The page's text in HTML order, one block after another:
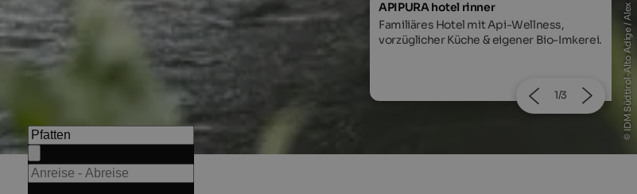
APIPURA hotel rinner
Familiäres Hotel mit Api-Wellness,
vorzüglicher Küche & eigener Bio-Imkerei.
Falkensteiner Hotel Bozen WaltherPark
Modernes Design, Panorama-Spa,
Japanische Fusionküche und zentrale Lage!
2/3